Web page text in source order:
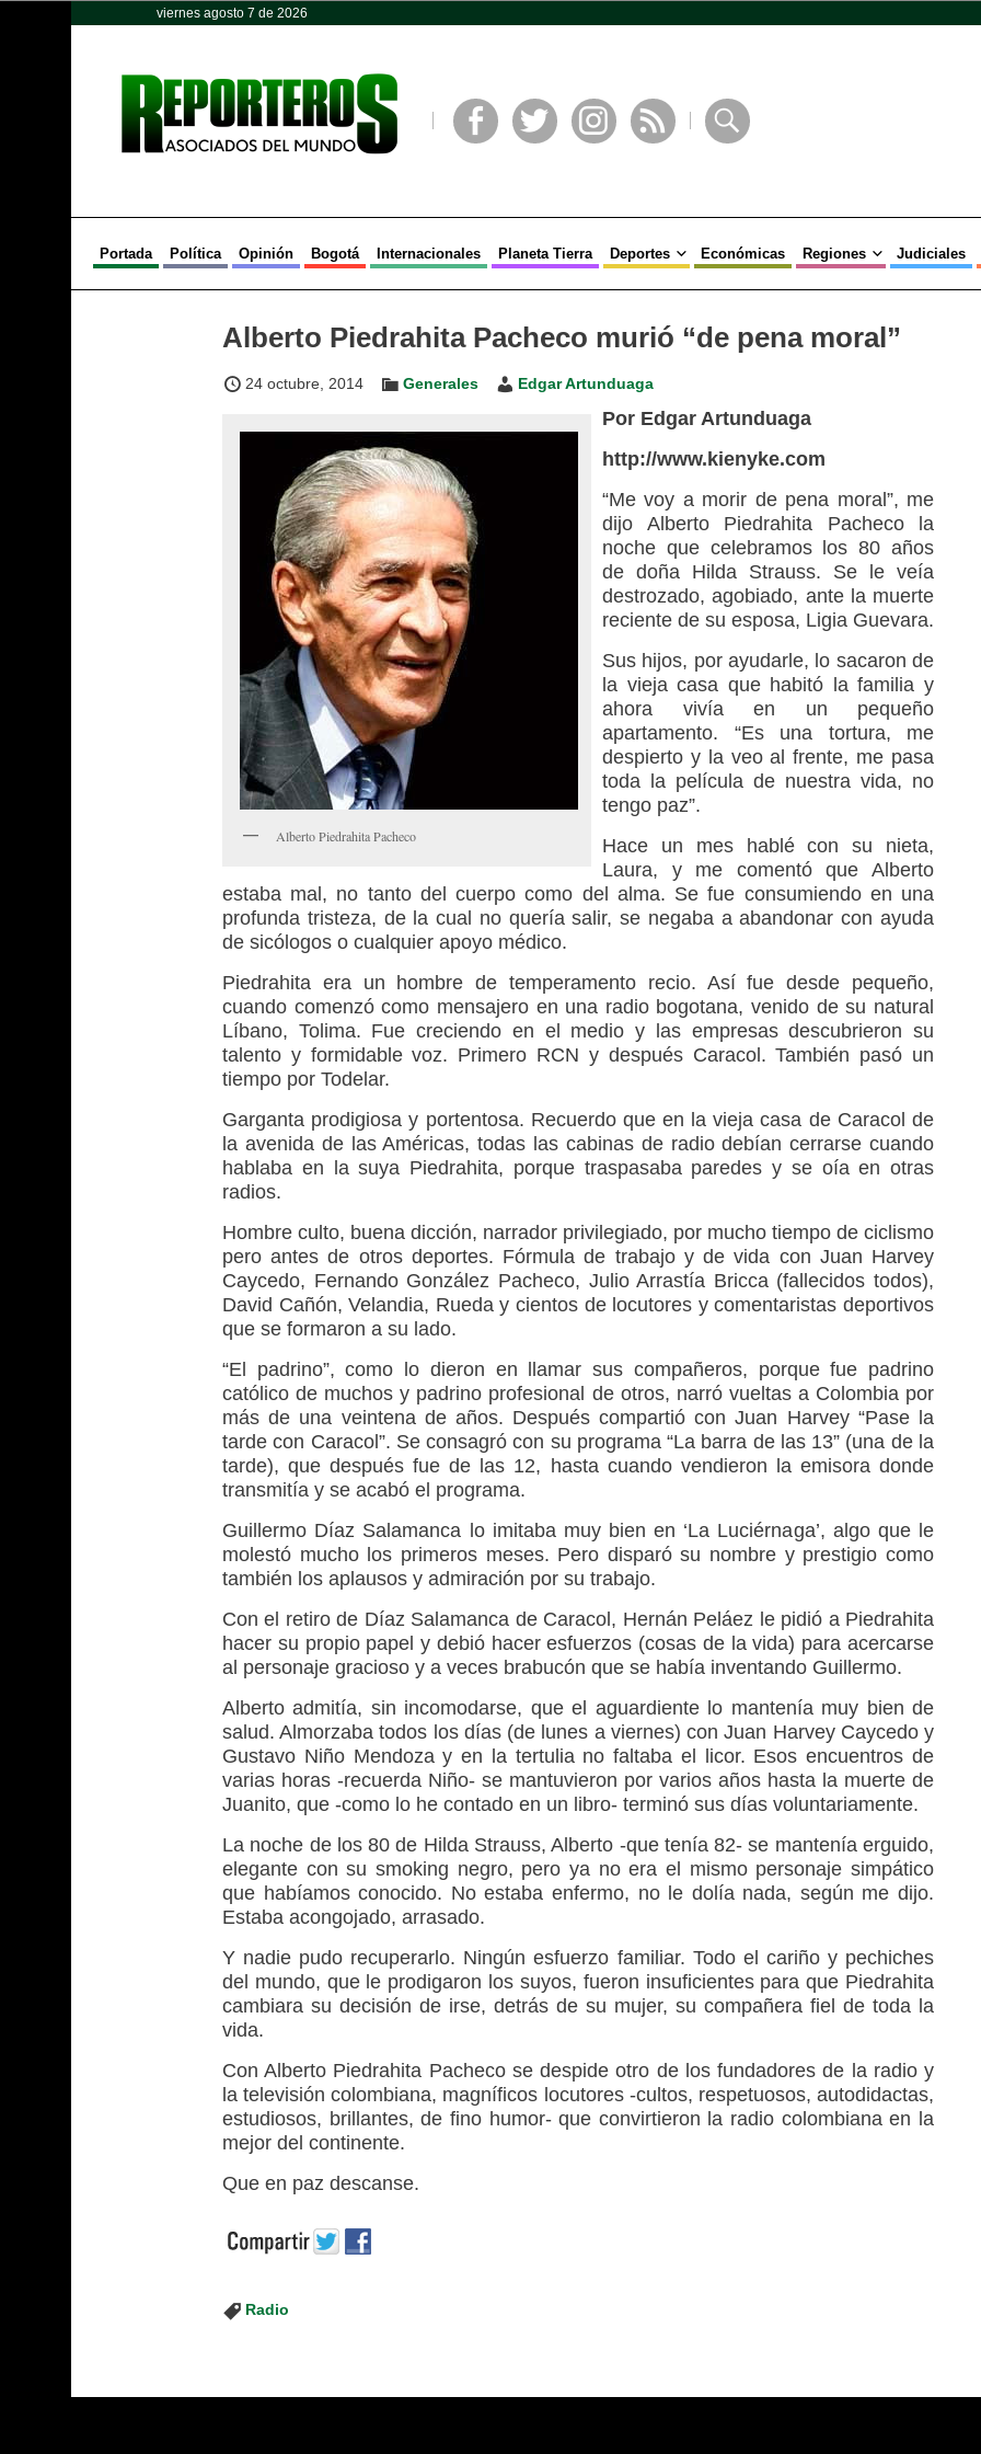
viernes agosto 7 de 2026
Portada Política Opinión Bogotá Internacionales Planeta Tierra Deportes Económicas Regiones Judiciales
Alberto Piedrahita Pacheco murió “de pena moral”
24 octubre, 2014 Generales Edgar Artunduaga
Alberto Piedrahita Pacheco
Por Edgar Artunduaga
http://www.kienyke.com
“Me voy a morir de pena moral”, me
dijo Alberto Piedrahita Pacheco la
noche que celebramos los 80 años
de doña Hilda Strauss. Se le veía
destrozado, agobiado, ante la muerte
reciente de su esposa, Ligia Guevara.
Sus hijos, por ayudarle, lo sacaron de
la vieja casa que habitó la familia y
ahora vivía en un pequeño
apartamento. “Es una tortura, me
despierto y la veo al frente, me pasa
toda la película de nuestra vida, no
tengo paz”.
Hace un mes hablé con su nieta,
Laura, y me comentó que Alberto
estaba mal, no tanto del cuerpo como del alma. Se fue consumiendo en una
profunda tristeza, de la cual no quería salir, se negaba a abandonar con ayuda
de sicólogos o cualquier apoyo médico.
Piedrahita era un hombre de temperamento recio. Así fue desde pequeño,
cuando comenzó como mensajero en una radio bogotana, venido de su natural
Líbano, Tolima. Fue creciendo en el medio y las empresas descubrieron su
talento y formidable voz. Primero RCN y después Caracol. También pasó un
tiempo por Todelar.
Garganta prodigiosa y portentosa. Recuerdo que en la vieja casa de Caracol de
la avenida de las Américas, todas las cabinas de radio debían cerrarse cuando
hablaba en la suya Piedrahita, porque traspasaba paredes y se oía en otras
radios.
Hombre culto, buena dicción, narrador privilegiado, por mucho tiempo de ciclismo
pero antes de otros deportes. Fórmula de trabajo y de vida con Juan Harvey
Caycedo, Fernando González Pacheco, Julio Arrastía Bricca (fallecidos todos),
David Cañón, Velandia, Rueda y cientos de locutores y comentaristas deportivos
que se formaron a su lado.
“El padrino”, como lo dieron en llamar sus compañeros, porque fue padrino
católico de muchos y padrino profesional de otros, narró vueltas a Colombia por
más de una veintena de años. Después compartió con Juan Harvey “Pase la
tarde con Caracol”. Se consagró con su programa “La barra de las 13” (una de la
tarde), que después fue de las 12, hasta cuando vendieron la emisora donde
transmitía y se acabó el programa.
Guillermo Díaz Salamanca lo imitaba muy bien en ‘La Luciérnaga’, algo que le
molestó mucho los primeros meses. Pero disparó su nombre y prestigio como
también los aplausos y admiración por su trabajo.
Con el retiro de Díaz Salamanca de Caracol, Hernán Peláez le pidió a Piedrahita
hacer su propio papel y debió hacer esfuerzos (cosas de la vida) para acercarse
al personaje gracioso y a veces brabucón que se había inventando Guillermo.
Alberto admitía, sin incomodarse, que el aguardiente lo mantenía muy bien de
salud. Almorzaba todos los días (de lunes a viernes) con Juan Harvey Caycedo y
Gustavo Niño Mendoza y en la tertulia no faltaba el licor. Esos encuentros de
varias horas -recuerda Niño- se mantuvieron por varios años hasta la muerte de
Juanito, que -como lo he contado en un libro- terminó sus días voluntariamente.
La noche de los 80 de Hilda Strauss, Alberto -que tenía 82- se mantenía erguido,
elegante con su smoking negro, pero ya no era el mismo personaje simpático
que habíamos conocido. No estaba enfermo, no le dolía nada, según me dijo.
Estaba acongojado, arrasado.
Y nadie pudo recuperarlo. Ningún esfuerzo familiar. Todo el cariño y pechiches
del mundo, que le prodigaron los suyos, fueron insuficientes para que Piedrahita
cambiara su decisión de irse, detrás de su mujer, su compañera fiel de toda la
vida.
Con Alberto Piedrahita Pacheco se despide otro de los fundadores de la radio y
la televisión colombiana, magníficos locutores -cultos, respetuosos, autodidactas,
estudiosos, brillantes, de fino humor- que convirtieron la radio colombiana en la
mejor del continente.
Que en paz descanse.
Radio
Opinión Política